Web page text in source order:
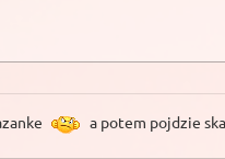
a potem pojdzie